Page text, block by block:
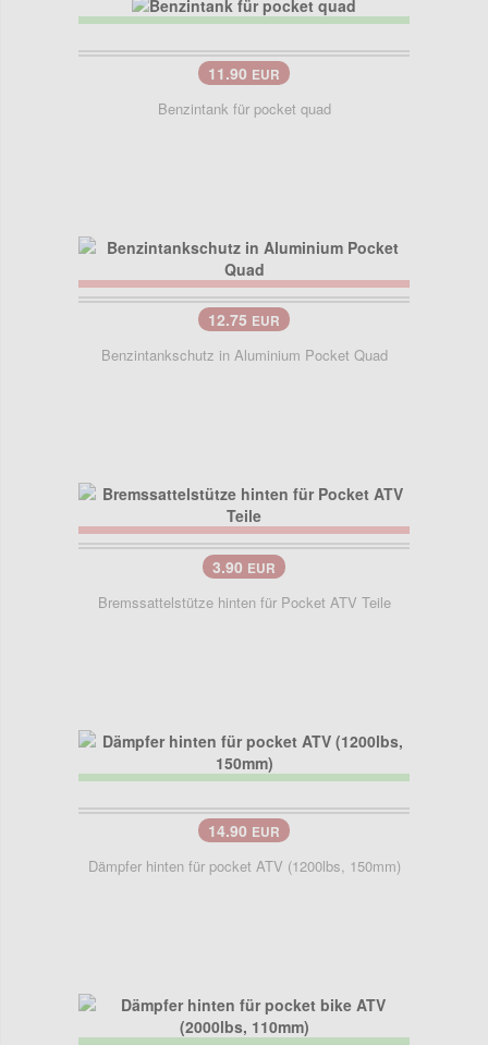
11.90 EUR
Benzintank für pocket quad
12.75 EUR
Benzintankschutz in Aluminium Pocket Quad
3.90 EUR
Bremssattelstütze hinten für Pocket ATV Teile
14.90 EUR
Dämpfer hinten für pocket ATV (1200lbs, 150mm)